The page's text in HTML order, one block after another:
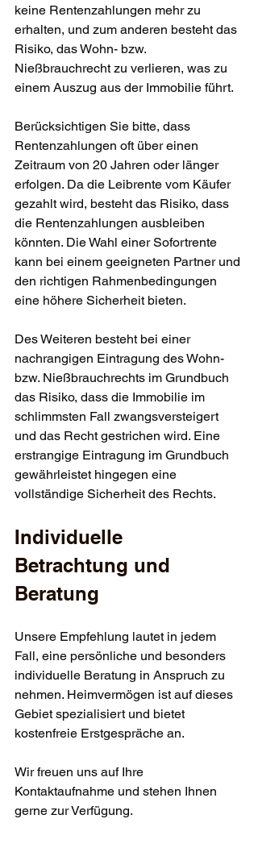
keine Rentenzahlungen mehr zu
erhalten, und zum anderen besteht das
Risiko, das Wohn- bzw.
Nießbrauchrecht zu verlieren, was zu
einem Auszug aus der Immobilie führt.
Berücksichtigen Sie bitte, dass
Rentenzahlungen oft über einen
Zeitraum von 20 Jahren oder länger
erfolgen. Da die Leibrente vom Käufer
gezahlt wird, besteht das Risiko, dass
die Rentenzahlungen ausbleiben
könnten. Die Wahl einer Sofortrente
kann bei einem geeigneten Partner und
den richtigen Rahmenbedingungen
eine höhere Sicherheit bieten.
Des Weiteren besteht bei einer
nachrangigen Eintragung des Wohn-
bzw. Nießbrauchrechts im Grundbuch
das Risiko, dass die Immobilie im
schlimmsten Fall zwangsversteigert
und das Recht gestrichen wird. Eine
erstrangige Eintragung im Grundbuch
gewährleistet hingegen eine
vollständige Sicherheit des Rechts.
Individuelle
Betrachtung und
Beratung
Unsere Empfehlung lautet in jedem
Fall, eine persönliche und besonders
individuelle Beratung in Anspruch zu
nehmen. Heimvermögen ist auf dieses
Gebiet spezialisiert und bietet
kostenfreie Erstgespräche an.
Wir freuen uns auf Ihre
Kontaktaufnahme und stehen Ihnen
gerne zur Verfügung.